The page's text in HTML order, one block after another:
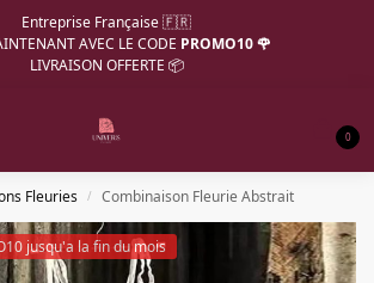
Entreprise Française 🇫🇷
AVEC LE CODE PROMO10 🌹
LIVRAISON OFFERTE 📦
0
Fleuries / Combinaison Fleurie Abstrait
jusqu'a la fin du mois